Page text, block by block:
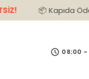
İçeriğe
atla
Ödeme – Nakit
08:00 -